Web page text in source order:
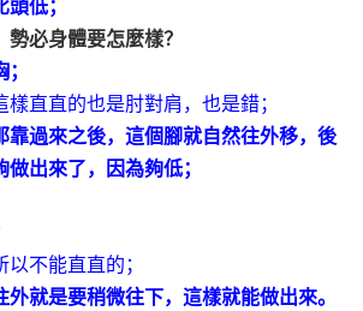
低；
勢必身體要怎麼樣？
直直的也是肘對肩，也是錯；
靠過來之後，這個腳就自然往外移，後
出來了，因為夠低；
不能直直的；
就是要稍微往下，這樣就能做出來。